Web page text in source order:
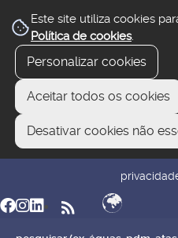
Este site utiliza cookies
Política de cookies.
Personalizar cookies
Aceitar todos os cookies
Desativar cookies não